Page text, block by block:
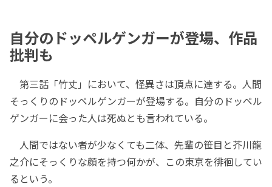
自分のドッペルゲンガーが登場、作品
批判も
第三話「竹丈」において、怪異さは頂点に達する。人間
そっくりのドッペルゲンガーが登場する。自分のドッペル
ゲンガーに会った人は死ぬとも言われている。
人間ではない者が少なくても二体、先輩の笹目と芥川龍
之介にそっくりな顔を持つ何かが、この東京を徘徊してい
るという。